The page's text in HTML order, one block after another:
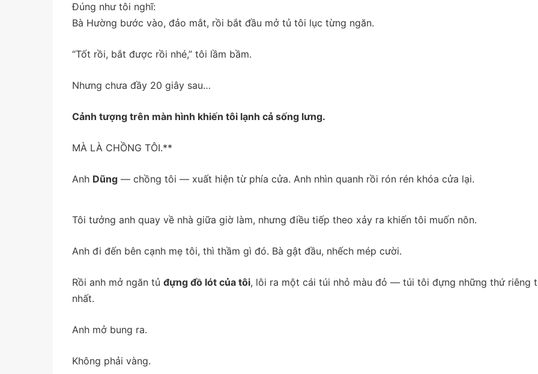
Đúng như tôi nghĩ:
Bà Hường bước vào, đảo mắt, rồi bắt đầu mở tủ tôi lục từng ngăn.
“Tốt rồi, bắt được rồi nhé,” tôi lầm bầm.
Nhưng chưa đầy 20 giây sau…
Cảnh tượng trên màn hình khiến tôi lạnh cả sống lưng.
MÀ LÀ CHỒNG TÔI.**
Anh Dũng— chồng tôi — xuất hiện từ phía cửa. Anh nhìn quanh rồi rón rén khóa cửa lại.
Tôi tưởng anh quay về nhà giữa giờ làm, nhưng điều tiếp theo xảy ra khiến tôi muốn nôn.
Anh đi đến bên cạnh mẹ tôi, thì thầm gì đó. Bà gật đầu, nhếch mép cười.
Rồi anh mở ngăn tủ đựng đồ lót của tôi, lôi ra một cái túi nhỏ màu đỏ — túi tôi đựng những thứ riêng
nhất.
Anh mở bung ra.
Không phải vàng.